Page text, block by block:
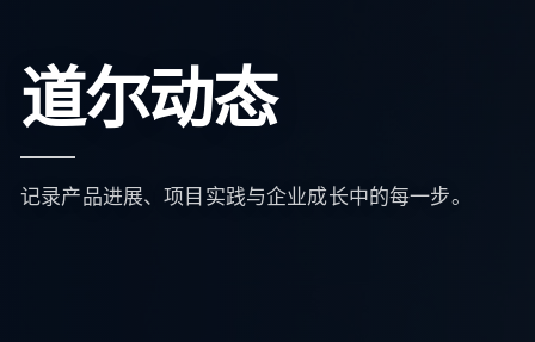
道尔动态
记录产品进展、项目实践与企业成长中的每一步。